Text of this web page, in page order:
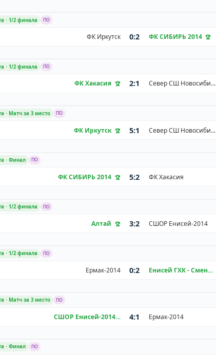
· 1/2 финала ПО
ФК Иркутск 0:2 ФК СИБИРЬ 2014
· 1/2 финала ПО
ФК Хакасия 2:1 Север СШ Новосибирск
· Матч за 3 место ПО
ФК Иркутск 5:1 Север СШ Новосибирск
· Финал ПО
ФК СИБИРЬ 2014 5:2 ФК Хакасия
· 1/2 финала ПО
Алтай 3:2 СШОР Енисей-2014
· 1/2 финала ПО
Ермак-2014 0:2 Енисей ГХК - Смена
· Матч за 3 место ПО
СШОР Енисей-2014 4:1 Ермак-2014
· Финал ПО